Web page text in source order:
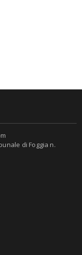
di Foggia n.